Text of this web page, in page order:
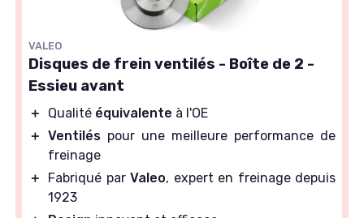
VALEO
Disques de frein ventilés - Boîte de 2 -
Essieu avant
＋ Qualité équivalente à l'OE
＋ Ventilés pour une meilleure performance de
freinage
＋
Fabriqué par Valeo, expert en freinage depuis
1923